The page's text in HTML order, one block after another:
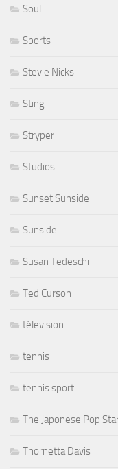
Soul
Sports
Stevie Nicks
Sting
Stryper
Studios
Sunset Sunside
Sunside
Susan Tedeschi
Ted Curson
télevision
tennis
tennis sport
The Japonese Pop
Thornetta Davis